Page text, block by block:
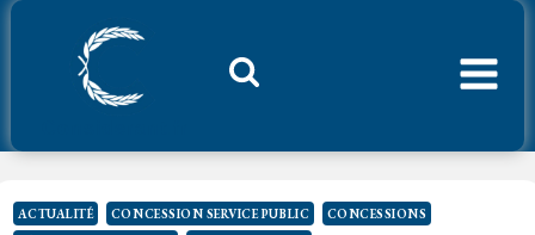
Aller
ACTUALITÉ CONCESSION SERVICE PUBLIC
CONCESSIONS